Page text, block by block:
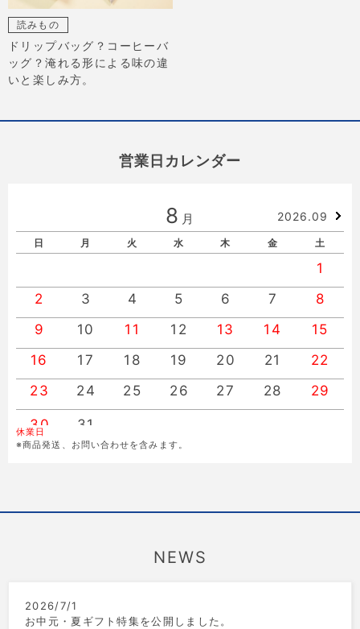
読みもの
ドリップバッグ？コーヒーバ
ッグ？淹れる形による味の違
いと楽しみ方。
営業日カレンダー
8 月 2026.09
日 月 火 水 木 金 土
1
2
3 4 5 6 7
8
9
10 11 12 13 14
15
16
17 18 19 20 21
22
23
24 25 26 27 28 29
30 31
休業日
※商品発送、お問い合わせを含みます。
NEWS
2026/7/1
お中元・夏ギフト特集を公開しました。